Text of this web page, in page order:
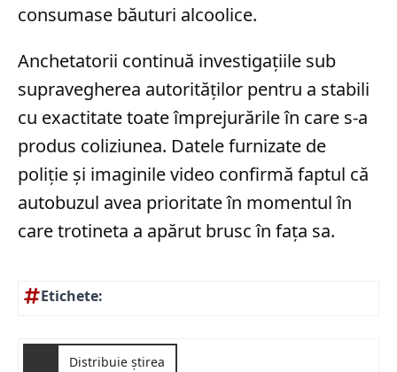
consumase băuturi alcoolice.
Anchetatorii continuă investigațiile sub
supravegherea autorităților pentru a stabili
cu exactitate toate împrejurările în care s-a
produs coliziunea. Datele furnizate de
poliție și imaginile video confirmă faptul că
autobuzul avea prioritate în momentul în
care trotineta a apărut brusc în fața sa.
Etichete:
Distribuie știrea